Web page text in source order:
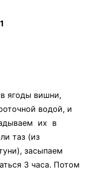
ягоды вишни,
водой, и
их в
таз (из
засыпаем
3 часа. Потом